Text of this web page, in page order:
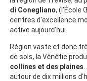
di Conegliano, (l’École
centres d'excellence
active aujourd'hui.
Région vaste et donc
de sols, la Vénétie
collines et des plaines
autour de dix millions